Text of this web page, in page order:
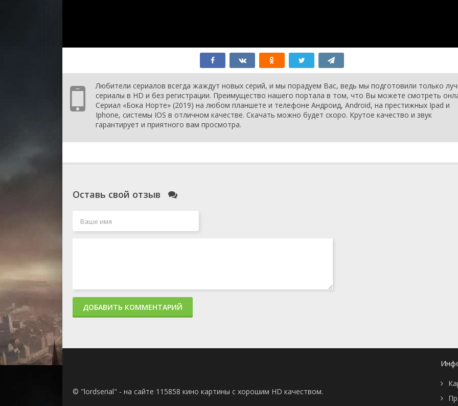
Любители сериалов всегда жаждут новых серий, и мы порадуем Вас, ведь мы подготовили только
сериалы в HD и без регистрации. Преимущество нашего портала в том, что Вы можете смотреть
Сериал «Бока Норте» (2019) на любом планшете и телефоне Андроид, Android, на престижных Ipad и
Iphone, системы IOS в отличном качестве. Скачать можно будет скоро. Крутое качество и звук
гарантирует и приятного вам просмотра.
Оставь свой отзыв
ДОБАВИТЬ КОММЕНТАРИЙ
© "lordserial" - на сайте 115858 кино картины с хорошим HD качеством.